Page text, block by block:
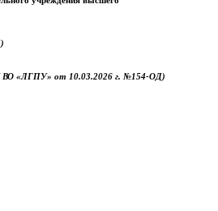
ВО «ЛГПУ» от 10.03.2026 г. №154-ОД)